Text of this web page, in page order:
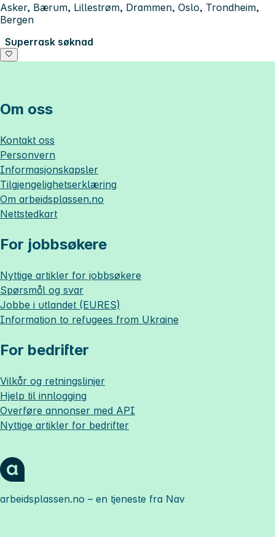
Asker, Bærum, Lillestrøm, Drammen, Oslo, Trondheim,
Bergen
Superrask søknad
Om oss
Kontakt oss
Personvern
Informasjonskapsler
Tilgjengelighetserklæring
Om arbeidsplassen.no
Nettstedkart
For jobbsøkere
Nyttige artikler for jobbsøkere
Spørsmål og svar
Jobbe i utlandet (EURES)
Information to refugees from Ukraine
For bedrifter
Vilkår og retningslinjer
Hjelp til innlogging
Overføre annonser med API
Nyttige artikler for bedrifter
arbeidsplassen.no – en tjeneste fra Nav